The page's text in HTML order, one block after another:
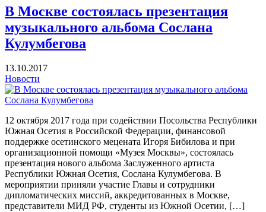
В Москве состоялась презентация
музыкального альбома Сослана
Кулумбегова
13.10.2017
Новости
12 октября 2017 года при содействии Посольства Республики
Южная Осетия в Российской Федерации, финансовой
поддержке осетинского мецената Игоря Бибилова и при
организационной помощи «Музея Москвы», состоялась
презентация нового альбома Заслуженного артиста
Республики Южная Осетия, Сослана Кулумбегова. В
мероприятии приняли участие Главы и сотрудники
дипломатических миссий, аккредитованных в Москве,
представители МИД РФ, студенты из Южной Осетии, […]